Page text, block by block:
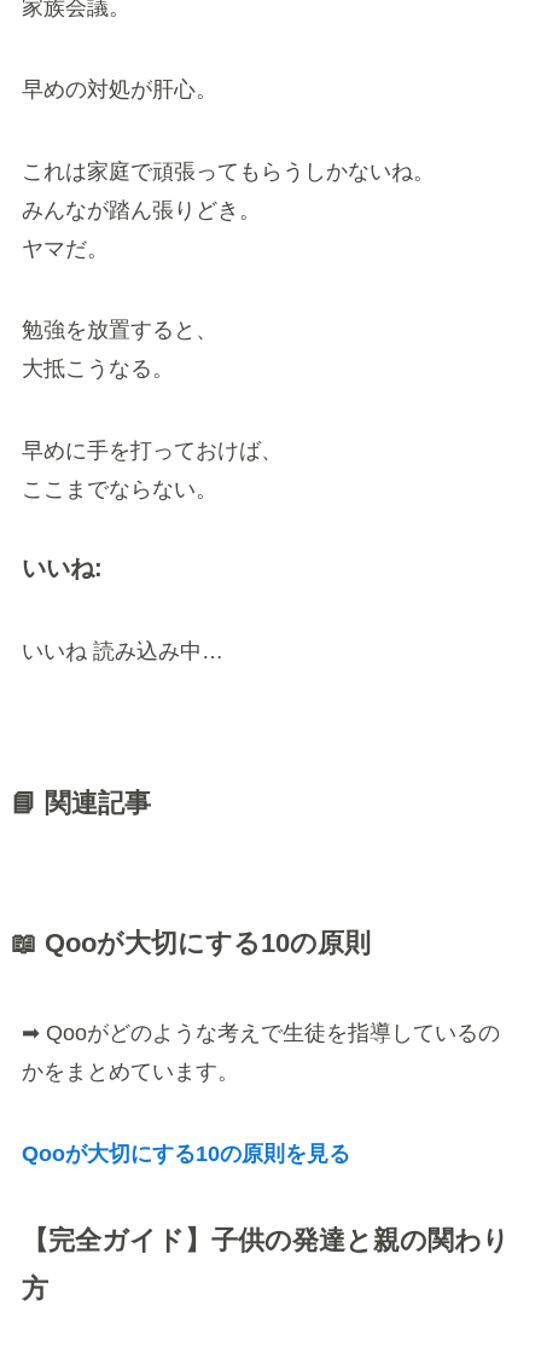
家族会議。
早めの対処が肝心。
これは家庭で頑張ってもらうしかないね。
みんなが踏ん張りどき。
ヤマだ。
勉強を放置すると、
大抵こうなる。
早めに手を打っておけば、
ここまでならない。
いいね:
いいね 読み込み中…
📘 関連記事
📖 Qooが大切にする10の原則
➡ Qooがどのような考えで生徒を指導しているの
かをまとめています。
Qooが大切にする10の原則を見る
【完全ガイド】子供の発達と親の関わり
方